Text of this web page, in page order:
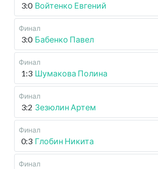
3:0 Войтенко Евгений
Финал
3:0 Бабенко Павел
Финал
1:3 Шумакова Полина
Финал
3:2 Зезюлин Артем
Финал
0:3 Глобин Никита
Финал